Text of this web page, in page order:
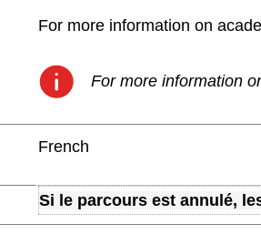
For more information on
For more information
French
Si le parcours est annulé,